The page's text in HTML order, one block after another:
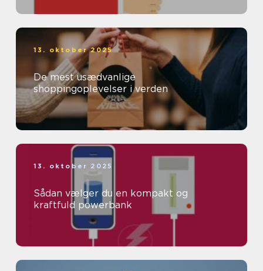
13. oktober 2025
De mest usædvanlige
shoppingoplevelser i verden
13. oktober 2025
Sådan vælger du en kompakt og
kraftfuld powerbank